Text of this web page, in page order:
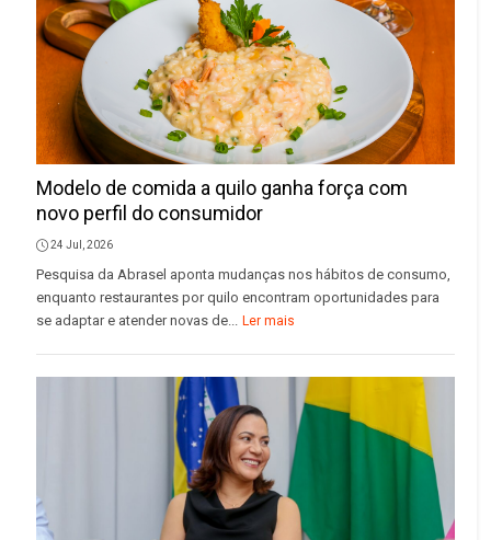
Modelo de comida a quilo ganha força com
novo perfil do consumidor
24 Jul, 2026
Pesquisa da Abrasel aponta mudanças nos hábitos de consumo,
enquanto restaurantes por quilo encontram oportunidades para
se adaptar e atender novas de... Ler mais